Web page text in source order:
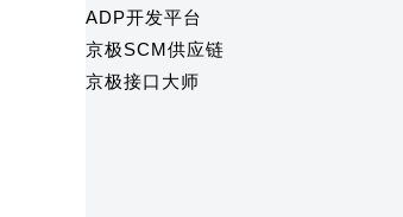
ADP开发平台
京极SCM供应链
京极接口大师